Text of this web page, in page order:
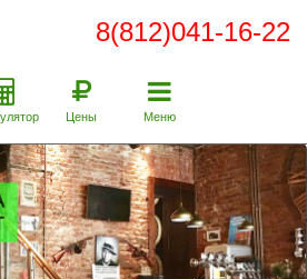
8(812)041-16-22
Цены Меню